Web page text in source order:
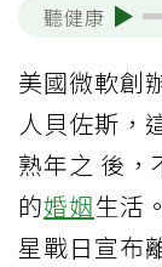
聽健康
美國微軟創
人貝佐斯，
熟年之 後，
的婚姻生活
星戰日宣布